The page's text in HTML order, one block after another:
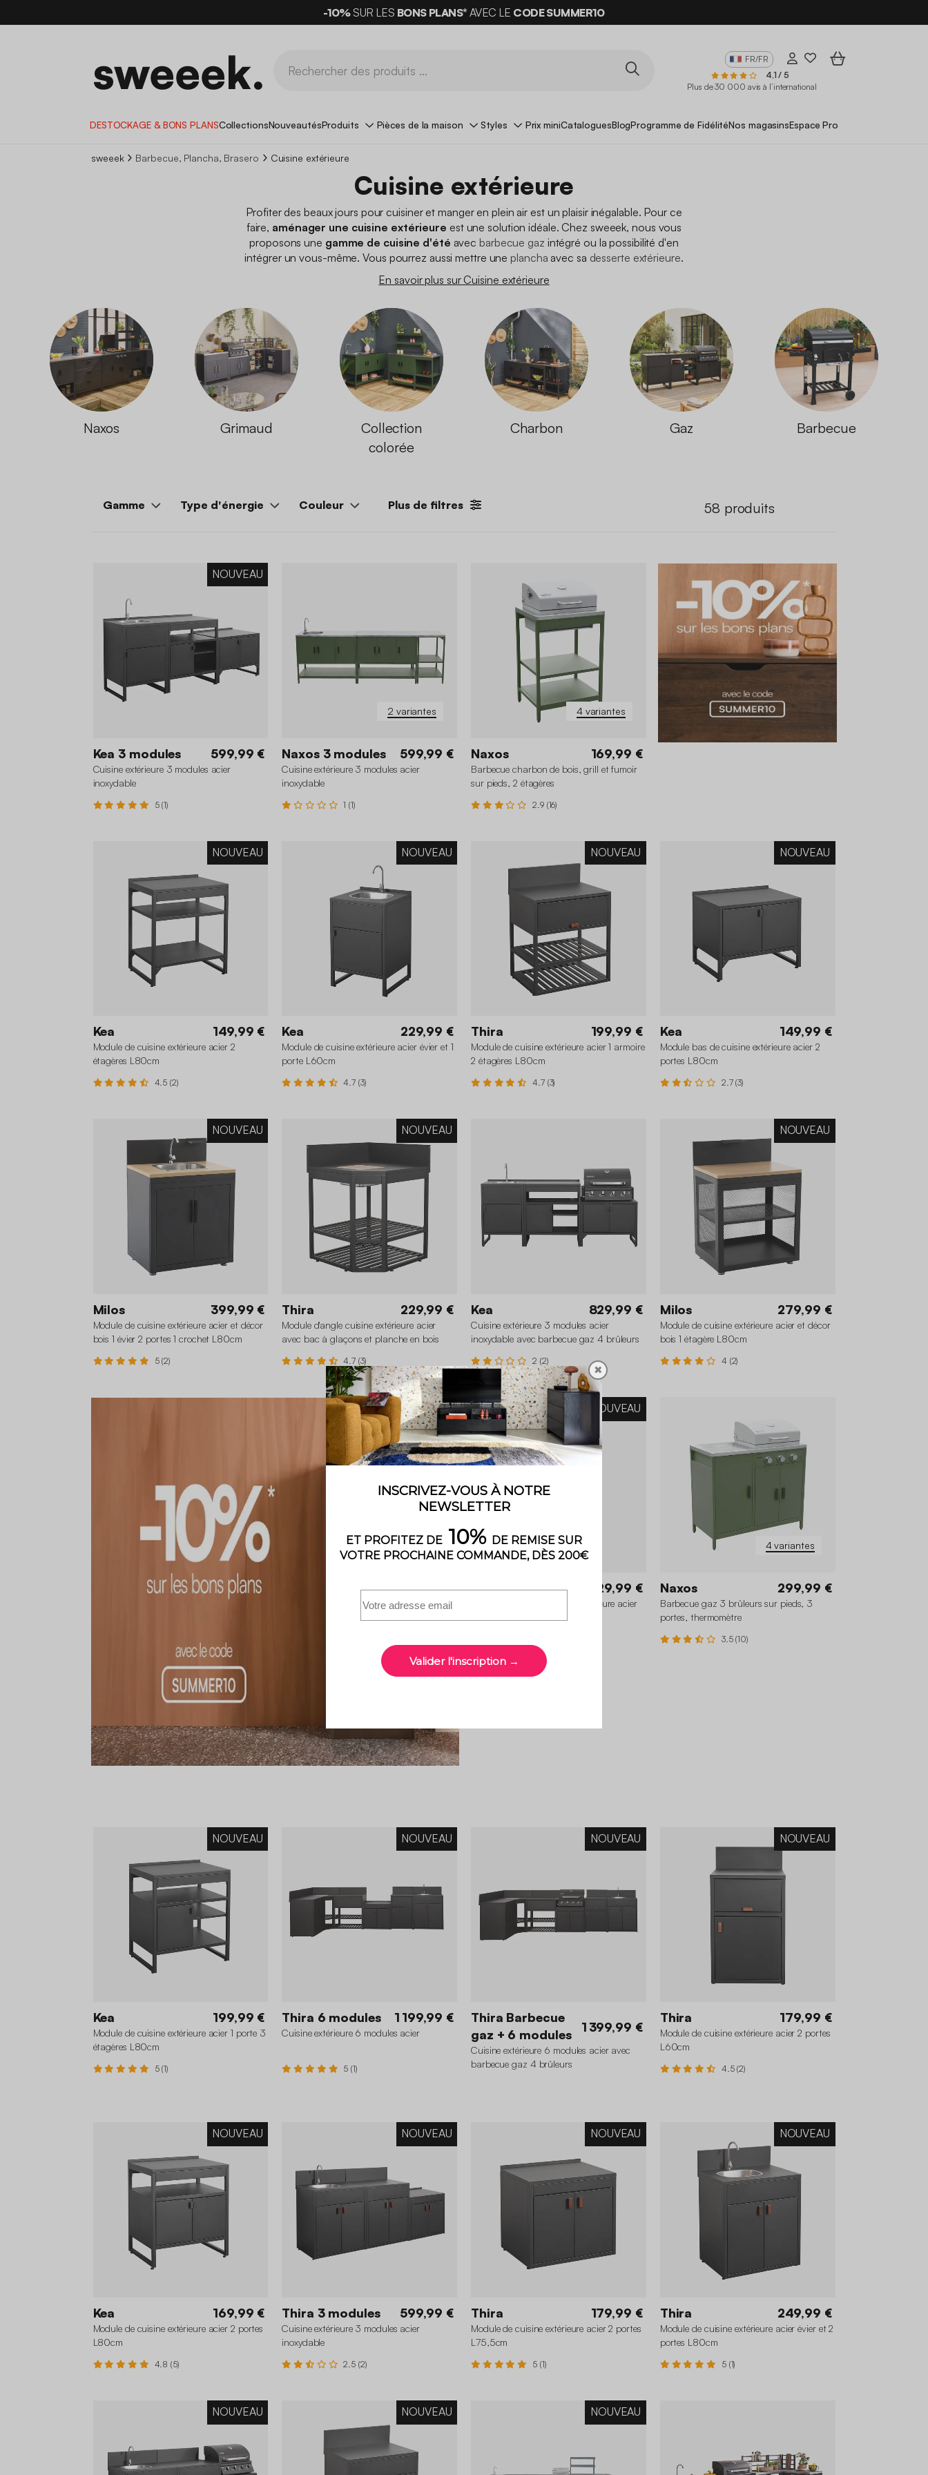
-10%SUR LES BONS PLANS*AVEC LE CODE SUMMER10
FR/FR
4,1 / 5
Plus de 30 000 avis à l’international
DESTOCKAGE & BONS PLANSCollectionsNouveautésProduits Pièces de la maison Styles Prix miniCataloguesBlogProgramme de FidélitéNos magasinsEspace Pro
sweeek Barbecue, Plancha, Brasero Cuisine extérieure
Cuisine extérieure
Profiter des beaux jours pour cuisiner et manger en plein air est un plaisir inégalable. Pour ce
faire, aménager une cuisine extérieure est une solution idéale. Chez sweeek, nous vous
proposons une gamme de cuisine d'été avec barbecue gaz intégré ou la possibilité d'en
intégrer un vous-même. Vous pourrez aussi mettre une plancha avec sa desserte extérieure.
En savoir plus sur Cuisine extérieure
Naxos Grimaud
Collection
colorée
Charbon Gaz Barbecue
Gamme Type d'énergie Couleur Plus de filtres 58 produits
NOUVEAU
Kea 3 modules 599,99 €
Cuisine extérieure 3 modules acier
inoxydable
5 (1)
2 variantes
Naxos 3 modules 599,99 €
Cuisine extérieure 3 modules acier
inoxydable
1 (1)
4 variantes
Naxos 169,99 €
Barbecue charbon de bois, grill et fumoir
sur pieds, 2 étagères
2.9 (16)
NOUVEAU
Kea 149,99 €
Module de cuisine extérieure acier 2
étagères L80cm
4.5 (2)
NOUVEAU
Kea 229,99 €
Module de cuisine extérieure acier évier et 1
porte L60cm
4.7 (3)
NOUVEAU
Thira 199,99 €
Module de cuisine extérieure acier 1 armoire
2 étagères L80cm
4.7 (3)
NOUVEAU
Kea 149,99 €
Module bas de cuisine extérieure acier 2
portes L80cm
2.7 (3)
NOUVEAU
Milos 399,99 €
Module de cuisine extérieure acier et décor
bois 1 évier 2 portes 1 crochet L80cm
5 (2)
NOUVEAU
Thira 229,99 €
Module d'angle cuisine extérieure acier
avec bac à glaçons et planche en bois
4.7 (3)
Kea 829,99 €
Cuisine extérieure 3 modules acier
inoxydable avec barbecue gaz 4 brûleurs
2 (2)
NOUVEAU
Milos 279,99 €
Module de cuisine extérieure acier et décor
bois 1 étagère L80cm
4 (2)
NOUVEAU
Milos 229,99 €
Module d'angle de cuisine extérieure acier
4 variantes
Naxos 299,99 €
Barbecue gaz 3 brûleurs sur pieds, 3
portes, thermomètre
3.5 (10)
NOUVEAU
Kea 199,99 €
Module de cuisine extérieure acier 1 porte 3
étagères L80cm
5 (1)
NOUVEAU
Thira 6 modules 1 199,99 €
Cuisine extérieure 6 modules acier
5 (1)
NOUVEAU
Thira Barbecue
gaz + 6 modules
1 399,99 €
Cuisine extérieure 6 modules acier avec
barbecue gaz 4 brûleurs
NOUVEAU
Thira 179,99 €
Module de cuisine extérieure acier 2 portes
L60cm
4.5 (2)
NOUVEAU
Kea 169,99 €
Module de cuisine extérieure acier 2 portes
L80cm
4.8 (5)
NOUVEAU
Thira 3 modules 599,99 €
Cuisine extérieure 3 modules acier
inoxydable
2.5 (2)
NOUVEAU
Thira 179,99 €
Module de cuisine extérieure acier 2 portes
L75,5cm
5 (1)
NOUVEAU
Thira 249,99 €
Module de cuisine extérieure acier évier et 2
portes L80cm
5 (1)
NOUVEAU NOUVEAU NOUVEAU
✖